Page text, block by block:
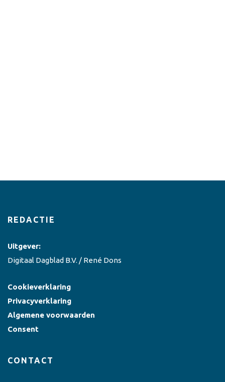
REDACTIE
Uitgever:
Digitaal Dagblad B.V. / René Dons
Cookieverklaring
Privacyverklaring
Algemene voorwaarden
Consent
CONTACT